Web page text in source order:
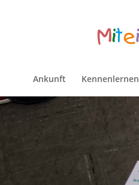
Ankunft Kennenlernen